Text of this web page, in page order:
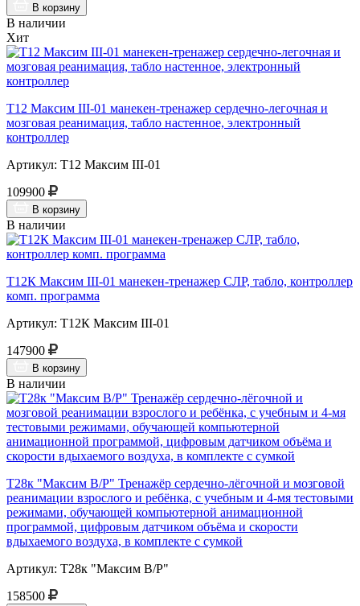
В корзину
В наличии
Хит
Т12 Максим III-01 манекен-тренажер сердечно-легочная и
мозговая реанимация, табло настенное, электронный
контроллер
Артикул: Т12 Максим III-01
109900
В корзину
В наличии
Т12К Максим III-01 манекен-тренажер СЛР, табло, контроллер
комп. программа
Артикул: Т12К Максим III-01
147900
В корзину
В наличии
Т28к "Максим В/Р" Тренажёр сердечно-лёгочной и мозговой
реанимации взрослого и ребёнка, с учебным и 4-мя тестовыми
режимами, обучающей компьютерной анимационной
программой, цифровым датчиком объёма и скорости
вдыхаемого воздуха, в комплекте с сумкой
Артикул: Т28к "Максим В/Р"
158500